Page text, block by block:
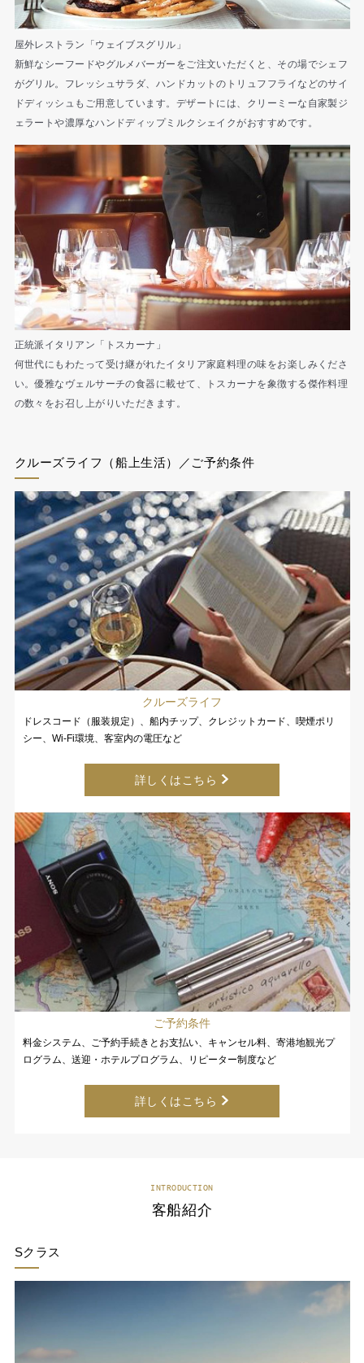
屋外レストラン「ウェイブスグリル」
新鮮なシーフードやグルメバーガーをご注文いただくと、その場でシェフ
がグリル。フレッシュサラダ、ハンドカットのトリュフフライなどのサイ
ドディッシュもご用意しています。デザートには、クリーミーな自家製ジ
ェラートや濃厚なハンドディップミルクシェイクがおすすめです。
正統派イタリアン「トスカーナ」
何世代にもわたって受け継がれたイタリア家庭料理の味をお楽しみくださ
い。優雅なヴェルサーチの食器に載せて、トスカーナを象徴する傑作料理
の数々をお召し上がりいただきます。
クルーズライフ（船上生活）／ご予約条件
クルーズライフ
ドレスコード（服装規定）、船内チップ、クレジットカード、喫煙ポリ
シー、Wi-Fi環境、客室内の電圧など
詳しくはこちら
ご予約条件
料金システム、ご予約手続きとお支払い、キャンセル料、寄港地観光プ
ログラム、送迎・ホテルプログラム、リピーター制度など
詳しくはこちら
INTRODUCTION
客船紹介
Sクラス